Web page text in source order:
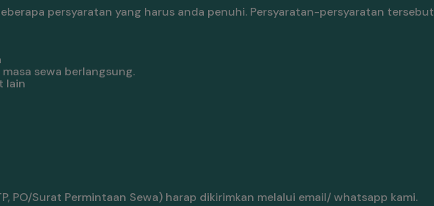
persyaratan yang harus anda penuhi. Persyaratan-persyaratan tersebut
sewa berlangsung.
lain
PO/Surat Permintaan Sewa) harap dikirimkan melalui email/ whatsapp kami.